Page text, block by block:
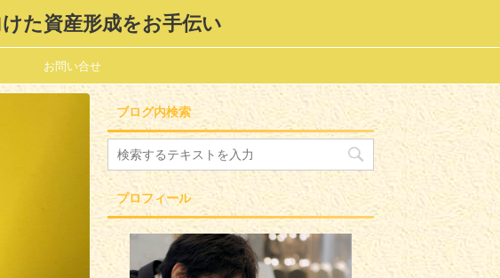
た資産形成をお手伝い
お問い合せ
ブログ内検索
プロフィール